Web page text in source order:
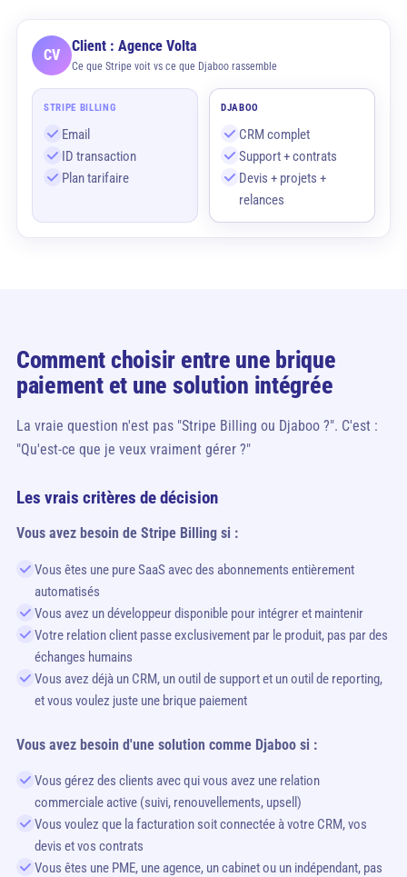
CV Client : Agence Volta
Ce que Stripe voit vs ce que Djaboo rassemble
STRIPE BILLING
Email
ID transaction
Plan tarifaire
DJABOO
CRM complet
Support + contrats
Devis + projets +
relances
Comment choisir entre une brique
paiement et une solution intégrée
La vraie question n'est pas "Stripe Billing ou Djaboo ?". C'est :
"Qu'est-ce que je veux vraiment gérer ?"
Les vrais critères de décision
Vous avez besoin de Stripe Billing si :
Vous êtes une pure SaaS avec des abonnements entièrement
automatisés
Vous avez un développeur disponible pour intégrer et maintenir
Votre relation client passe exclusivement par le produit, pas par des
échanges humains
Vous avez déjà un CRM, un outil de support et un outil de reporting,
et vous voulez juste une brique paiement
Vous avez besoin d'une solution comme Djaboo si :
Vous gérez des clients avec qui vous avez une relation
commerciale active (suivi, renouvellements, upsell)
Vous voulez que la facturation soit connectée à votre CRM, vos
devis et vos contrats
Vous êtes une PME, une agence, un cabinet ou un indépendant, pas